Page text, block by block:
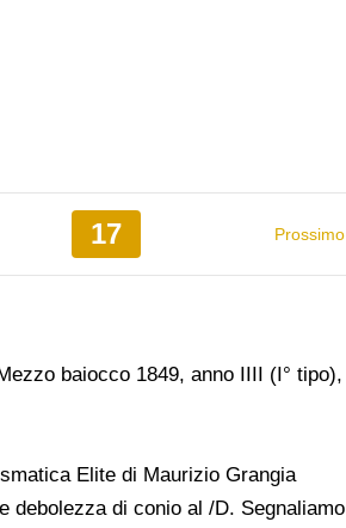
17
baiocco 1849, anno IIII (I°
Elite di Maurizio Grangia
debolezza di conio al /D.